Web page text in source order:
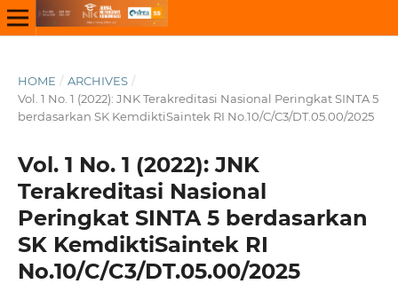
HOME / ARCHIVES /
Vol. 1 No. 1 (2022): JNK Terakreditasi Nasional Peringkat SINTA 5
berdasarkan SK KemdiktiSaintek RI No.10/C/C3/DT.05.00/2025
Vol. 1 No. 1 (2022): JNK
Terakreditasi Nasional
Peringkat SINTA 5 berdasarkan
SK KemdiktiSaintek RI
No.10/C/C3/DT.05.00/2025